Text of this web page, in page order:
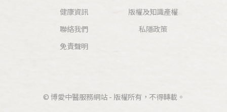
健康資訊
聯絡我們
版權及知識產權
私隱政策
免責聲明
© 博愛中醫服務網站 - 版權所有，不得轉載。